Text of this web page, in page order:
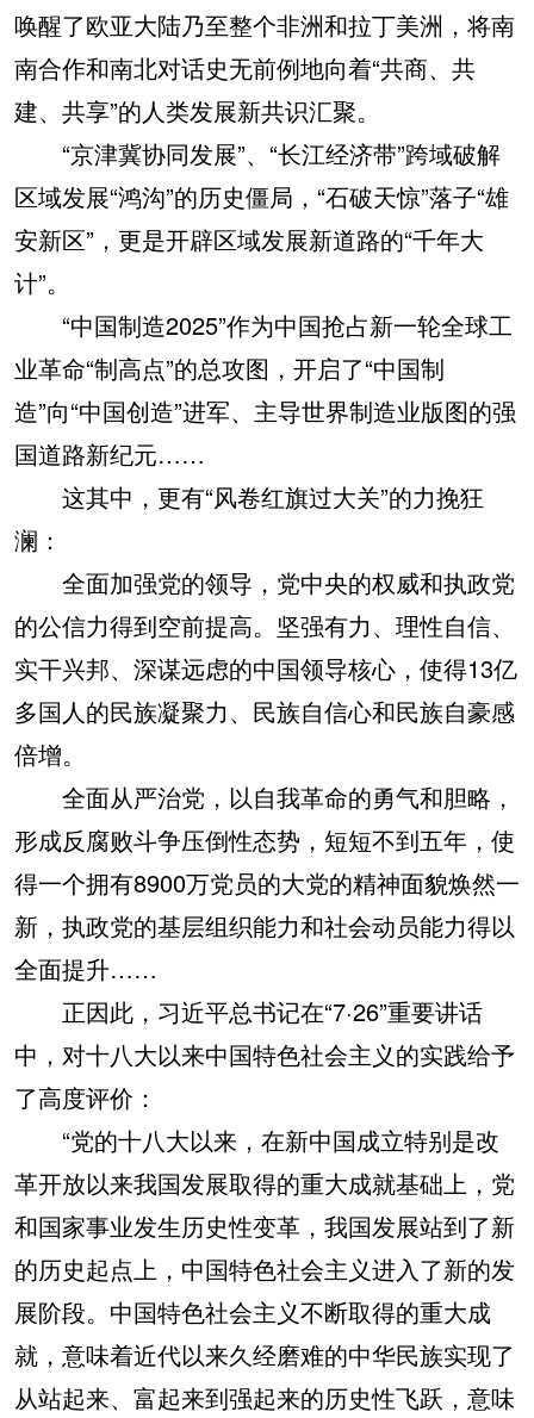
唤醒了欧亚大陆乃至整个非洲和拉丁美洲，将南
南合作和南北对话史无前例地向着“共商、共
建、共享”的人类发展新共识汇聚。
“京津冀协同发展”、“长江经济带”跨域破解
区域发展“鸿沟”的历史僵局，“石破天惊”落子“雄
安新区”，更是开辟区域发展新道路的“千年大
计”。
“中国制造2025”作为中国抢占新一轮全球工
业革命“制高点”的总攻图，开启了“中国制
造”向“中国创造”进军、主导世界制造业版图的强
国道路新纪元……
这其中，更有“风卷红旗过大关”的力挽狂
澜：
全面加强党的领导，党中央的权威和执政党
的公信力得到空前提高。坚强有力、理性自信、
实干兴邦、深谋远虑的中国领导核心，使得13亿
多国人的民族凝聚力、民族自信心和民族自豪感
倍增。
全面从严治党，以自我革命的勇气和胆略，
形成反腐败斗争压倒性态势，短短不到五年，使
得一个拥有8900万党员的大党的精神面貌焕然一
新，执政党的基层组织能力和社会动员能力得以
全面提升……
正因此，习近平总书记在“7·26”重要讲话
中，对十八大以来中国特色社会主义的实践给予
了高度评价：
“党的十八大以来，在新中国成立特别是改
革开放以来我国发展取得的重大成就基础上，党
和国家事业发生历史性变革，我国发展站到了新
的历史起点上，中国特色社会主义进入了新的发
展阶段。中国特色社会主义不断取得的重大成
就，意味着近代以来久经磨难的中华民族实现了
从站起来、富起来到强起来的历史性飞跃，意味